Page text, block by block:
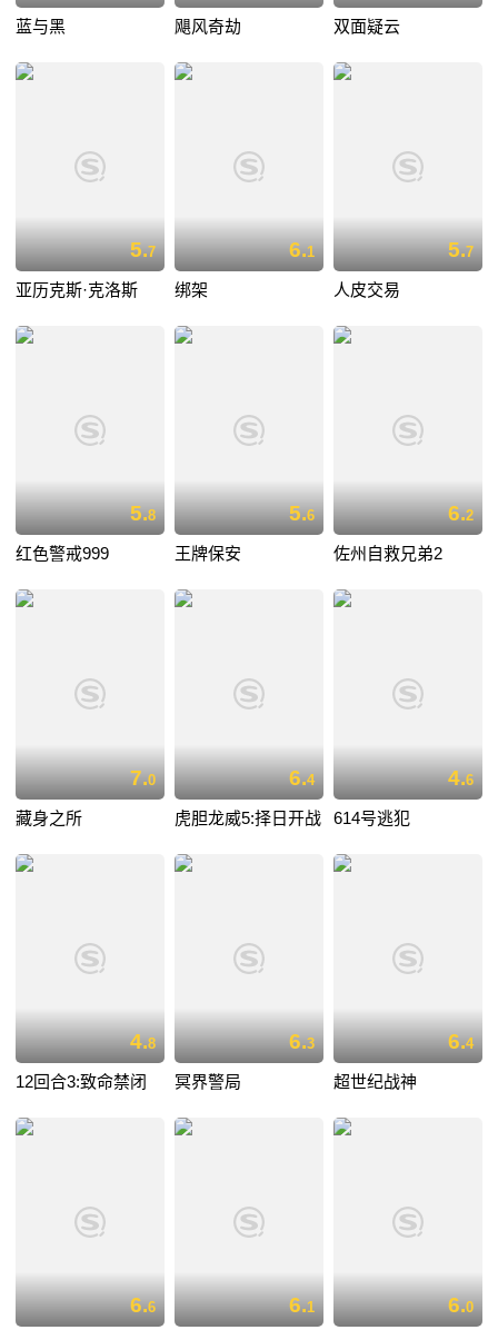
蓝与黑 飓风奇劫 双面疑云
5.7
亚历克斯·克洛斯
6.1
绑架
5.7
人皮交易
5.8
红色警戒999
5.6
王牌保安
6.2
佐州自救兄弟2
7.0
藏身之所
6.4
虎胆龙威5:择日开战
4.6
614号逃犯
4.8
12回合3:致命禁闭
6.3
冥界警局
6.4
超世纪战神
6.6 6.1 6.0